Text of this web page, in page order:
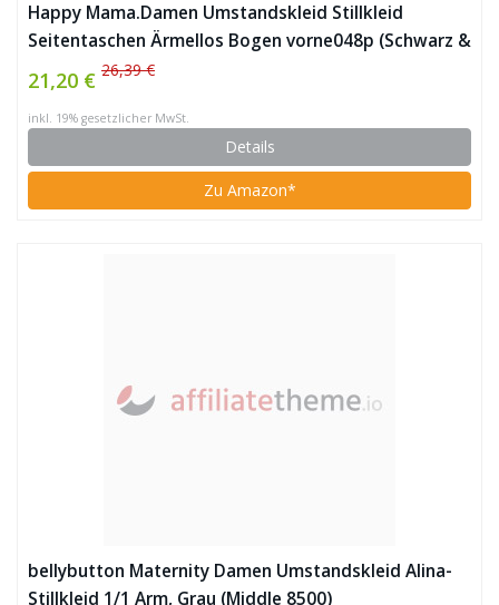
Happy Mama.Damen Umstandskleid Stillkleid
Seitentaschen Ärmellos Bogen vorne048p (Schwarz &
Graphit Melange)
21,20 € 26,39 €
inkl. 19% gesetzlicher MwSt.
Details
Zu Amazon*
bellybutton Maternity Damen Umstandskleid Alina-
Stillkleid 1/1 Arm, Grau (Middle 8500)